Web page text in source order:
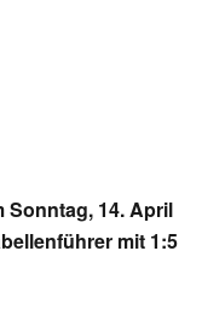
Sonntag, 14. April
mit 1:5